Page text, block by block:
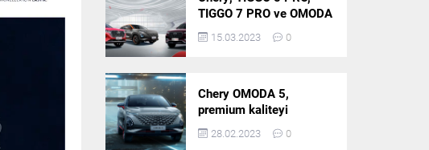
TIGGO 7 PRO ve OMODA
5’in resmi olarak
satışlarına başlıyor!
15.03.2023 0
Chery OMODA 5,
premium kaliteyi
Türkiye’de sunmaya
hazırlanıyor
28.02.2023 0